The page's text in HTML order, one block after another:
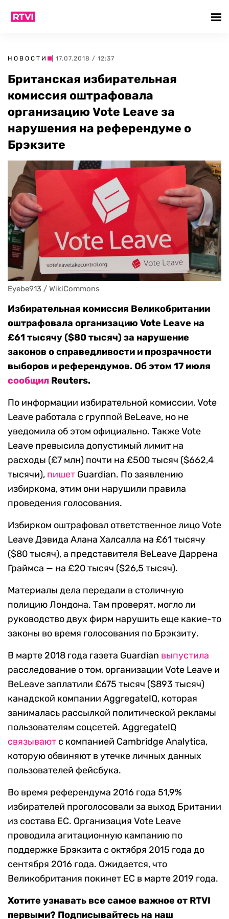
НОВОСТИ | 17.07.2018 / 12:37
Британская избирательная
комиссия оштрафовала
организацию Vote Leave за
нарушения на референдуме о
Брэкзите
Eyebe913 / WikiCommons
Избирательная комиссия Великобритании
оштрафовала организацию Vote Leave на
£61 тысячу ($80 тысяч) за нарушение
законов о справедливости и прозрачности
выборов и референдумов. Об этом 17 июля
сообщил Reuters.
По информации избирательной комиссии, Vote
Leave работала с группой BeLeave, но не
уведомила об этом официально. Также Vote
Leave превысила допустимый лимит на
расходы (£7 млн) почти на £500 тысяч ($662,4
тысячи), пишет Guardian. По заявлению
избиркома, этим они нарушили правила
проведения голосования.
Избирком оштрафовал ответственное лицо Vote
Leave Дэвида Алана Халсалла на £61 тысячу
($80 тысяч), а представителя BeLeave Даррена
Граймса — на £20 тысяч ($26,5 тысяч).
Материалы дела передали в столичную
полицию Лондона. Там проверят, могло ли
руководство двух фирм нарушить еще какие-то
законы во время голосования по Брэкзиту.
В марте 2018 года газета Guardian выпустила
расследование о том, организации Vote Leave и
BeLeave заплатили £675 тысяч ($893 тысяч)
канадской компании AggregateIQ, которая
занималась рассылкой политической рекламы
пользователям соцсетей. AggregateIQ
связывают с компанией Cambridge Analytica,
которую обвиняют в утечке личных данных
пользователей фейсбука.
Во время референдума 2016 года 51,9%
избирателей проголосовали за выход Британии
из состава ЕС. Организация Vote Leave
проводила агитационную кампанию по
поддержке Брэкзита с октября 2015 года до
сентября 2016 года. Ожидается, что
Великобритания покинет ЕС в марте 2019 года.
Хотите узнавать все самое важное от RTVI
первыми? Подписывайтесь на наш